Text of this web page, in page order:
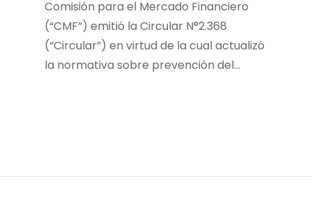
Comisión para el Mercado Financiero
(“CMF”) emitió la Circular N°2.368
(“Circular”) en virtud de la cual actualizó
la normativa sobre prevención del…